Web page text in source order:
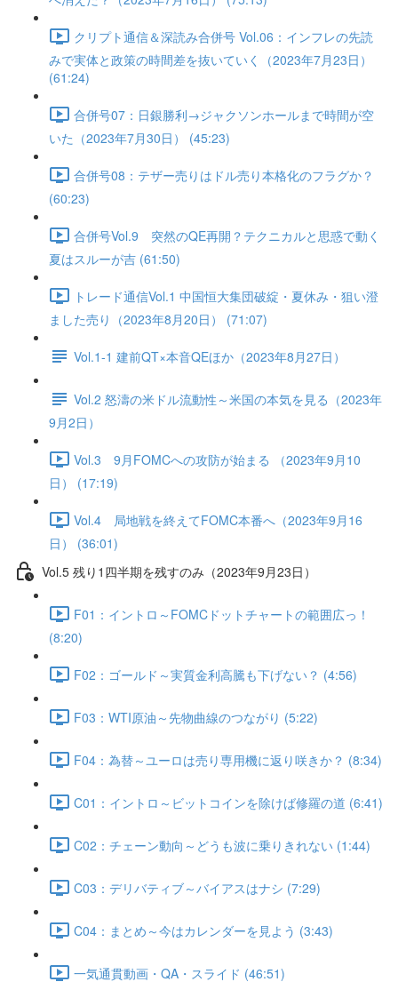
クリプト通信＆深読み合併号 Vol.06：インフレの先読
みで実体と政策の時間差を抜いていく（2023年7月23日）
(61:24)
合併号07：日銀勝利→ジャクソンホールまで時間が空
いた（2023年7月30日） (45:23)
合併号08：テザー売りはドル売り本格化のフラグか？
(60:23)
合併号Vol.9 突然のQE再開？テクニカルと思惑で動く
夏はスルーが吉 (61:50)
トレード通信Vol.1 中国恒⼤集団破綻・夏休み・狙い澄
ました売り（2023年8月20日） (71:07)
Vol.1-1 建前QT×本音QEほか（2023年8月27日）
Vol.2 怒濤の米ドル流動性～米国の本気を見る（2023年
9月2日）
Vol.3 9月FOMCへの攻防が始まる （2023年9月10
日） (17:19)
Vol.4 局地戦を終えてFOMC本番へ（2023年9月16
日） (36:01)
Vol.5 残り1四半期を残すのみ（2023年9月23日）
F01：イントロ～FOMCドットチャートの範囲広っ！
(8:20)
F02：ゴールド～実質金利高騰も下げない？ (4:56)
F03：WTI原油～先物曲線のつながり (5:22)
F04：為替～ユーロは売り専用機に返り咲きか？ (8:34)
C01：イントロ～ビットコインを除けば修羅の道 (6:41)
C02：チェーン動向～どうも波に乗りきれない (1:44)
C03：デリバティブ～バイアスはナシ (7:29)
C04：まとめ～今はカレンダーを見よう (3:43)
一気通貫動画・QA・スライド (46:51)